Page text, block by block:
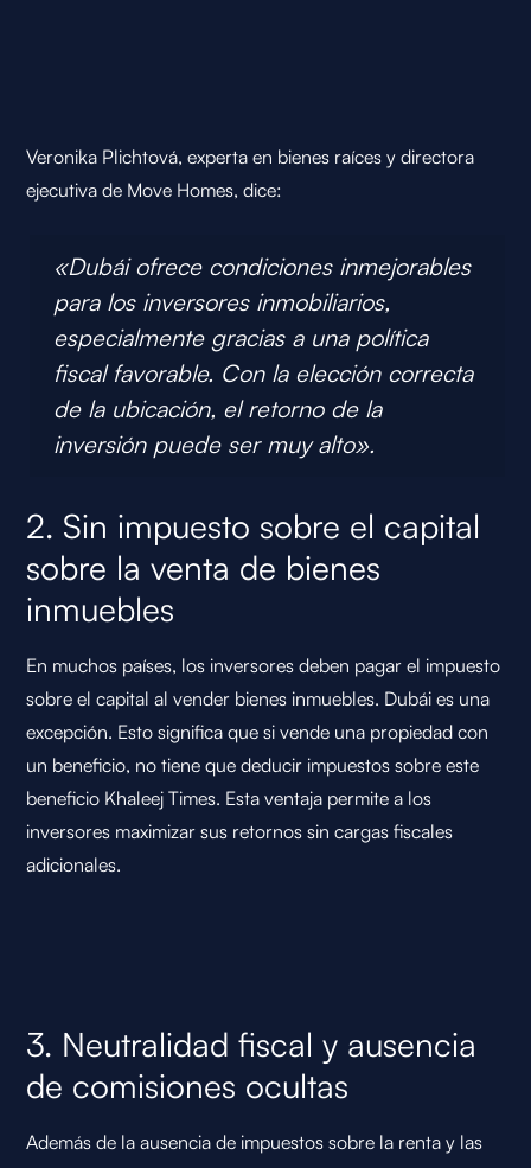
Veronika Plichtová, experta en bienes raíces y directora
ejecutiva de Move Homes, dice:
«Dubái ofrece condiciones inmejorables
para los inversores inmobiliarios,
especialmente gracias a una política
fiscal favorable. Con la elección correcta
de la ubicación, el retorno de la
inversión puede ser muy alto».
2. Sin impuesto sobre el capital
sobre la venta de bienes
inmuebles
En muchos países, los inversores deben pagar el impuesto
sobre el capital al vender bienes inmuebles. Dubái es una
excepción. Esto significa que si vende una propiedad con
un beneficio, no tiene que deducir impuestos sobre este
beneficio Khaleej Times. Esta ventaja permite a los
inversores maximizar sus retornos sin cargas fiscales
adicionales.
3. Neutralidad fiscal y ausencia
de comisiones ocultas
Además de la ausencia de impuestos sobre la renta y las